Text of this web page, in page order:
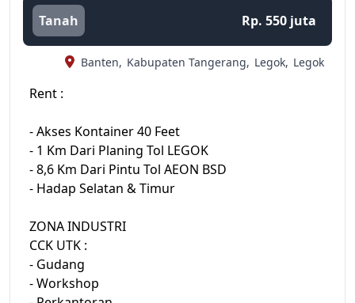
Tanah Rp. 550 juta
Banten, Kabupaten Tangerang, Legok, Legok
Rent :
- Akses Kontainer 40 Feet
- 1 Km Dari Planing Tol LEGOK
- 8,6 Km Dari Pintu Tol AEON BSD
- Hadap Selatan & Timur
ZONA INDUSTRI
CCK UTK :
- Gudang
- Workshop